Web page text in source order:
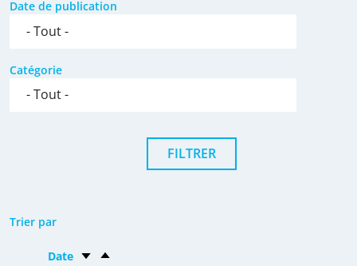
Date de publication
Catégorie
Trier par
Date